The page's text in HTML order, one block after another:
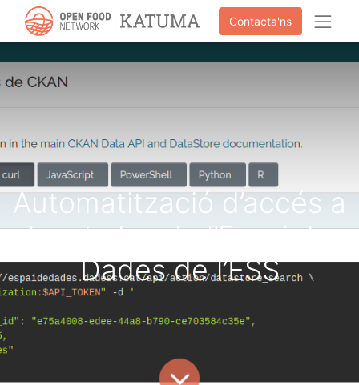
Contacta'ns
Automatització d’accés a
les dades de l’Espai de
Dades de l’ESS